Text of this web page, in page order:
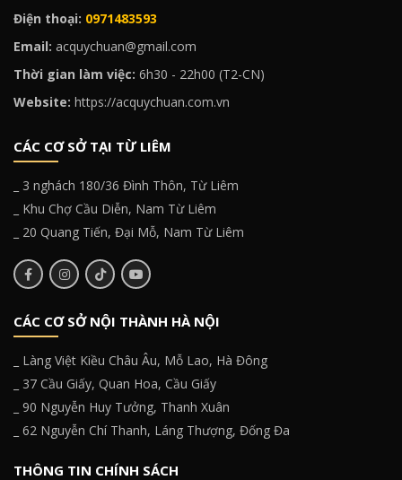
Điện thoại: 0971483593
Email: acquychuan@gmail.com
Thời gian làm việc: 6h30 - 22h00 (T2-CN)
Website: https://acquychuan.com.vn
CÁC CƠ SỞ TẠI TỪ LIÊM
_ 3 nghách 180/36 Đình Thôn, Từ Liêm
_ Khu Chợ Cầu Diễn, Nam Từ Liêm
_ 20 Quang Tiến, Đại Mỗ, Nam Từ Liêm
CÁC CƠ SỞ NỘI THÀNH HÀ NỘI
_ Làng Việt Kiều Châu Âu, Mỗ Lao, Hà Đông
_ 37 Cầu Giấy, Quan Hoa, Cầu Giấy
_ 90 Nguyễn Huy Tưởng, Thanh Xuân
_ 62 Nguyễn Chí Thanh, Láng Thượng, Đống Đa
THÔNG TIN CHÍNH SÁCH